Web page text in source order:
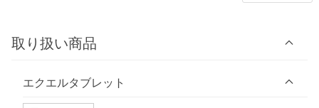
取り扱い商品
エクエルタブレット